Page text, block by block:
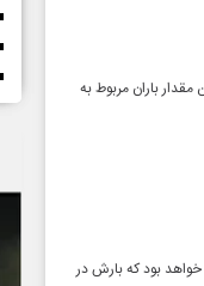
باران مربوط به
بود که بارش در